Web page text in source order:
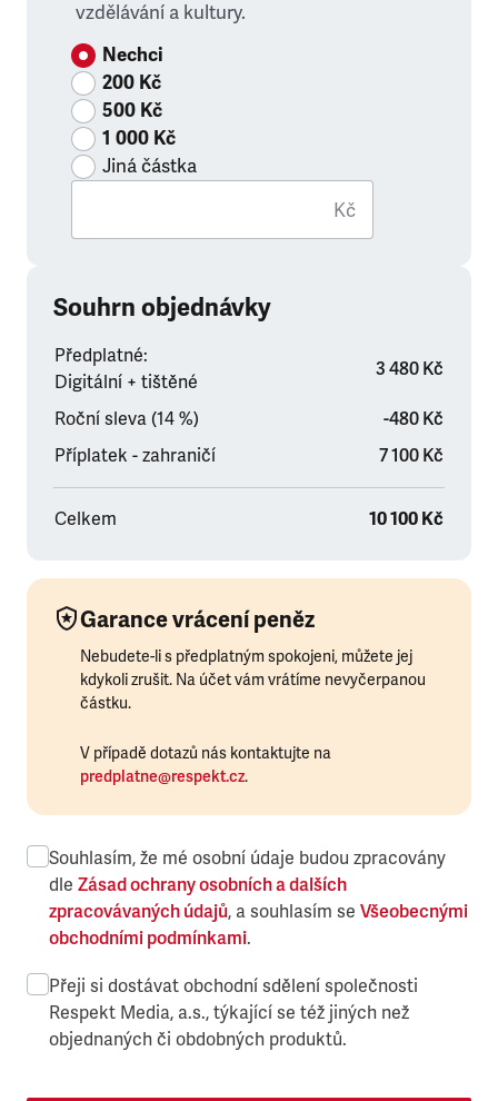
vzdělávání a kultury.
Nechci
200 Kč
500 Kč
1 000 Kč
Jiná částka
Kč
Souhrn objednávky
Předplatné:
Digitální + tištěné
3 480 Kč
Roční sleva (14 %)
-480 Kč
Příplatek - zahraničí
7 100 Kč
Celkem 10 100 Kč
Garance vrácení peněz
Nebudete-li s předplatným spokojeni, můžete jej
kdykoli zrušit. Na účet vám vrátíme nevyčerpanou
částku.
V případě dotazů nás kontaktujte na
predplatne@respekt.cz.
Souhlasím, že mé osobní údaje budou zpracovány
dle Zásad ochrany osobních a dalších
zpracovávaných údajů, a souhlasím se Všeobecnými
obchodními podmínkami.
Přeji si dostávat obchodní sdělení společnosti
Respekt Media, a.s., týkající se též jiných než
objednaných či obdobných produktů.